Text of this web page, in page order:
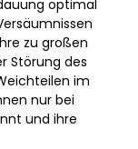
optimal
zu großen
Störung des
im
nur bei
und ihre